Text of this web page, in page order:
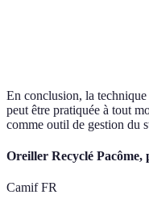
En conclusion, la
peut être pratiquée à tout
comme outil de gestion du
Oreiller Recyclé Pacôme,
Camif FR